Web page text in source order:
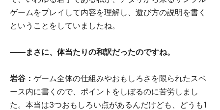
ゲームをプレイして内容を理解し、遊び方の説明を書く
ということをしていましたね。
――まさに、体当たりの和訳だったのですね。
岩谷： ゲーム全体の仕組みやおもしろさを限られたスペ
ース内に書くので、ポイントをしぼるのに苦労しまし
た。本当は3つおもしろい点があるんだけども、どうも1